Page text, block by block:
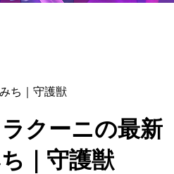
ち｜守護獣
ラクーニの最新
｜守護獣